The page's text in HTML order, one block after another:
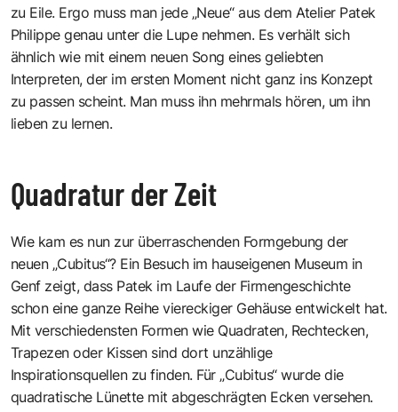
zu Eile. Ergo muss man jede „Neue“ aus dem Atelier Patek
Philippe genau unter die Lupe nehmen. Es verhält sich
ähnlich wie mit einem neuen Song eines geliebten
Interpreten, der im ersten Moment nicht ganz ins Konzept
zu passen scheint. Man muss ihn mehrmals hören, um ihn
lieben zu lernen.
Quadratur der Zeit
Wie kam es nun zur überraschenden Formgebung der
neuen „Cubitus“? Ein Besuch im hauseigenen Museum in
Genf zeigt, dass Patek im Laufe der Firmengeschichte
schon eine ganze Reihe viereckiger Gehäuse entwickelt hat.
Mit verschiedensten Formen wie Quadraten, Rechtecken,
Trapezen oder Kissen sind dort unzählige
Inspirationsquellen zu finden. Für „Cubitus“ wurde die
quadratische Lünette mit abgeschrägten Ecken versehen.